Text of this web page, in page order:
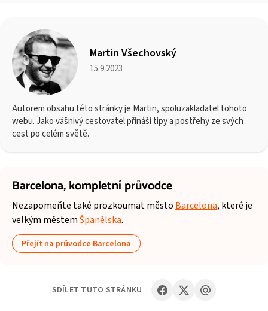
Martin Všechovský
15.9.2023
Autorem obsahu této stránky je Martin, spoluzakladatel tohoto
webu. Jako vášnivý cestovatel přináší tipy a postřehy ze svých
cest po celém světě.
Barcelona,kompletní průvodce
Nezapomeňte také prozkoumat město Barcelona, které je
velkým městemŠpanělska.
Přejít na průvodce Barcelona
SDÍLET TUTO STRÁNKU